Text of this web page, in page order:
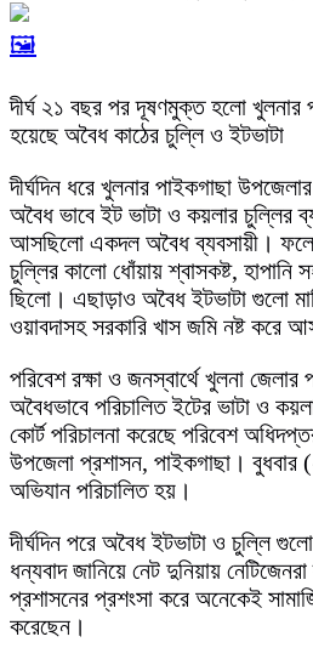
🖼️
দীর্ঘ ২১ বছর পর দূষণমুক্ত হলো খুলনার
হয়েছে অবৈধ কাঠের চুল্লি ও ইটভাটা
দীর্ঘদিন ধরে খুলনার পাইকগাছা
অবৈধ ভাবে ইট ভাটা ও কয়লার চুল্লির
আসছিলো একদল অবৈধ ব্যবসায়ী।
চুল্লির কালো ধোঁয়ায় শ্বাসকষ্ট, হাপানি
ছিলো। এছাড়াও অবৈধ ইটভাটা গুলো
ওয়াবদাসহ সরকারি খাস জমি নষ্ট করে
পরিবেশ রক্ষা ও জনস্বার্থে খুলনা
অবৈধভাবে পরিচালিত ইটের ভাটা ও
কোর্ট পরিচালনা করেছে পরিবেশ
উপজেলা প্রশাসন, পাইকগাছা। বুধবার
অভিযান পরিচালিত হয়।
দীর্ঘদিন পরে অবৈধ ইটভাটা ও চুল্লি
ধন্যবাদ জানিয়ে নেট দুনিয়ায়
প্রশাসনের প্রশংসা করে অনেকেই
করেছেন।